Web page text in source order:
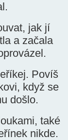
jak jí
a začala
Povíš
když se
došlo.
také
nikde.